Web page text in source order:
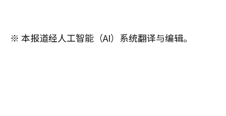
※ 本报道经人工智能（AI）系统翻译与编辑。